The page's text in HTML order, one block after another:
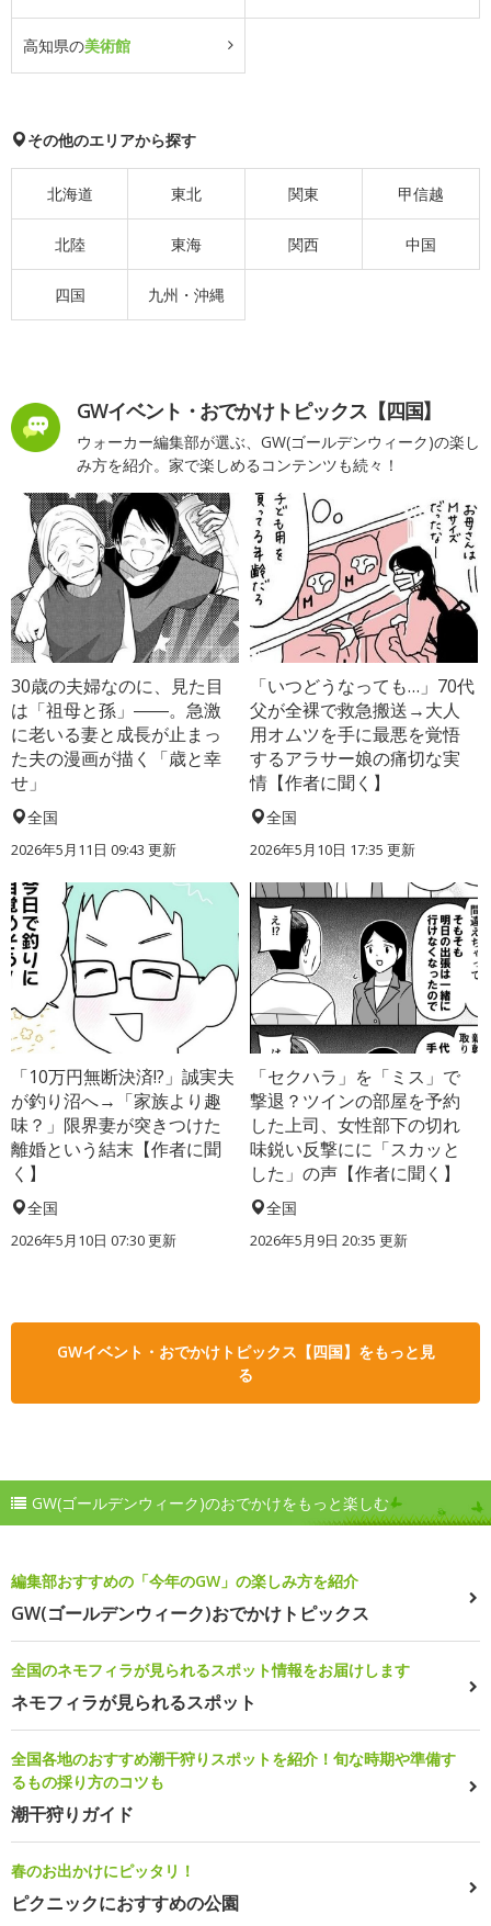
高知県の美術館
その他のエリアから探す
北海道 東北 関東 甲信越
北陸 東海 関西 中国
四国 九州・沖縄
GWイベント・おでかけトピックス【四国】
ウォーカー編集部が選ぶ、GW(ゴールデンウィーク)の楽し
み方を紹介。家で楽しめるコンテンツも続々！
30歳の夫婦なのに、見た目
は「祖母と孫」――。急激
に老いる妻と成長が止まっ
た夫の漫画が描く「歳と幸
せ」
全国
2026年5月11日 09:43 更新
「いつどうなっても…」70代
父が全裸で救急搬送→大人
用オムツを手に最悪を覚悟
するアラサー娘の痛切な実
情【作者に聞く】
全国
2026年5月10日 17:35 更新
「10万円無断決済!?」誠実夫
が釣り沼へ→「家族より趣
味？」限界妻が突きつけた
離婚という結末【作者に聞
く】
全国
2026年5月10日 07:30 更新
「セクハラ」を「ミス」で
撃退？ツインの部屋を予約
した上司、女性部下の切れ
味鋭い反撃にに「スカッと
した」の声【作者に聞く】
全国
2026年5月9日 20:35 更新
GWイベント・おでかけトピックス【四国】をもっと見
る
GW(ゴールデンウィーク)のおでかけをもっと楽しむ
編集部おすすめの「今年のGW」の楽しみ方を紹介
GW(ゴールデンウィーク)おでかけトピックス
全国のネモフィラが見られるスポット情報をお届けします
ネモフィラが見られるスポット
全国各地のおすすめ潮干狩りスポットを紹介！旬な時期や準備す
るもの採り方のコツも
潮干狩りガイド
春のお出かけにピッタリ！
ピクニックにおすすめの公園